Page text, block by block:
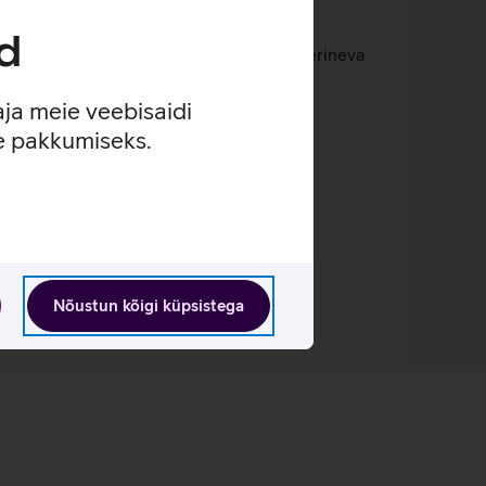
meie veebisaidi
pakkumiseks.
Nõustun kõigi küpsistega
sobivaima.
Kõrvaklapid võib ühendada kahe erineva